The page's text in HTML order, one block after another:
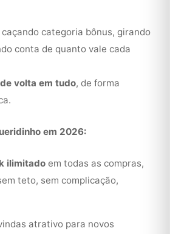
categoria bônus, girando
conta de quanto vale cada
volta em tudo, de forma
em 2026:
ilimitado em todas as compras,
teto, sem complicação,
atrativo para novos